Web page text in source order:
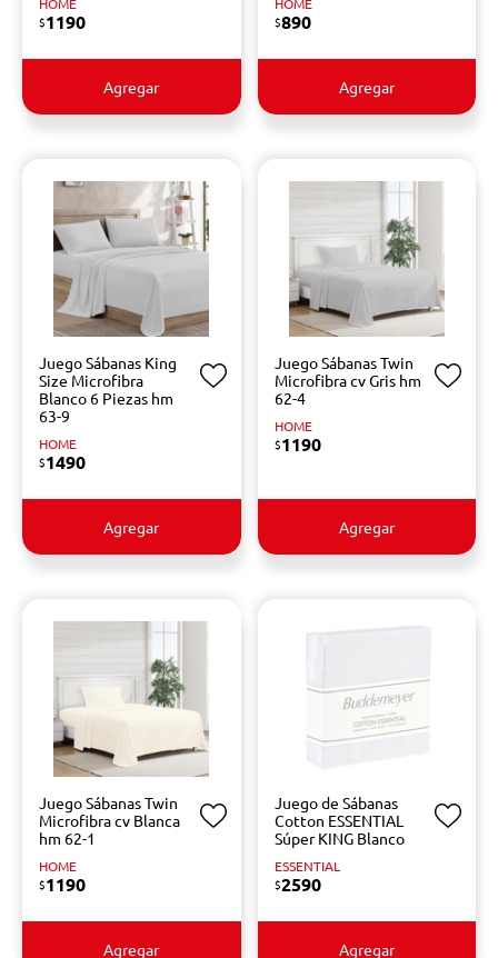
$1190
Agregar
$890
Agregar
Juego Sábanas King
Size Microfibra
Blanco 6 Piezas hm
63-9
HOME
$1490
Agregar
Juego Sábanas Twin
Microfibra cv Gris hm
62-4
HOME
$1190
Agregar
Juego Sábanas Twin
Microfibra cv Blanca
hm 62-1
HOME
$1190
Agregar
Juego de Sábanas
Cotton ESSENTIAL
Súper KING Blanco
ESSENTIAL
$2590
Agregar